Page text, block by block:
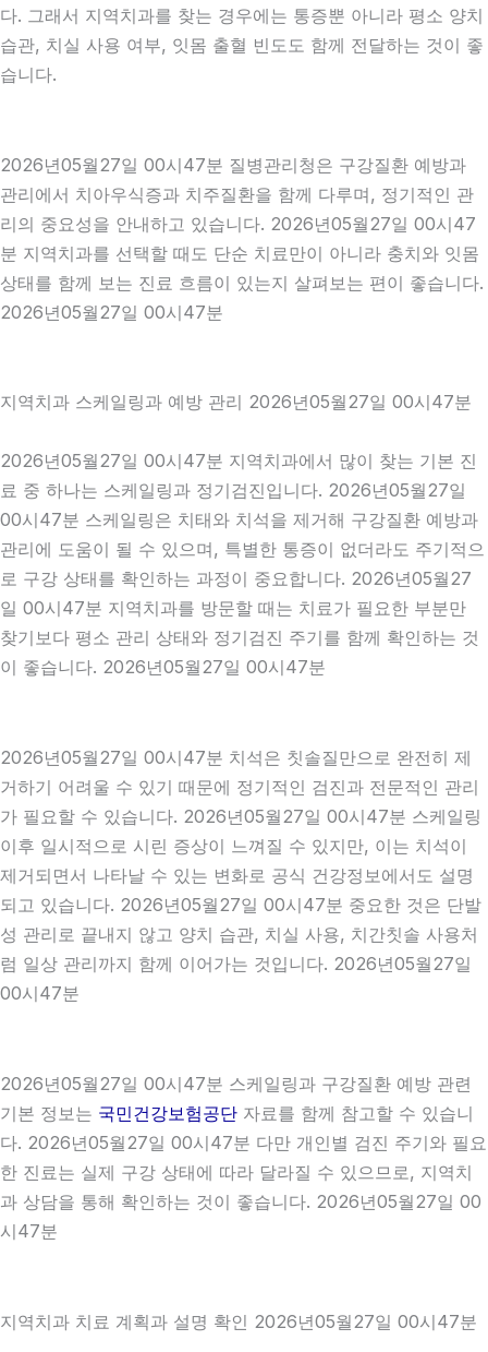
다. 그래서 지역치과를 찾는 경우에는 통증뿐 아니라 평소 양치
습관, 치실 사용 여부, 잇몸 출혈 빈도도 함께 전달하는 것이 좋
습니다.
2026년05월27일 00시47분 질병관리청은 구강질환 예방과
관리에서 치아우식증과 치주질환을 함께 다루며, 정기적인 관
리의 중요성을 안내하고 있습니다. 2026년05월27일 00시47
분 지역치과를 선택할 때도 단순 치료만이 아니라 충치와 잇몸
상태를 함께 보는 진료 흐름이 있는지 살펴보는 편이 좋습니다.
2026년05월27일 00시47분
지역치과 스케일링과 예방 관리 2026년05월27일 00시47분
2026년05월27일 00시47분 지역치과에서 많이 찾는 기본 진
료 중 하나는 스케일링과 정기검진입니다. 2026년05월27일
00시47분 스케일링은 치태와 치석을 제거해 구강질환 예방과
관리에 도움이 될 수 있으며, 특별한 통증이 없더라도 주기적으
로 구강 상태를 확인하는 과정이 중요합니다. 2026년05월27
일 00시47분 지역치과를 방문할 때는 치료가 필요한 부분만
찾기보다 평소 관리 상태와 정기검진 주기를 함께 확인하는 것
이 좋습니다. 2026년05월27일 00시47분
2026년05월27일 00시47분 치석은 칫솔질만으로 완전히 제
거하기 어려울 수 있기 때문에 정기적인 검진과 전문적인 관리
가 필요할 수 있습니다. 2026년05월27일 00시47분 스케일링
이후 일시적으로 시린 증상이 느껴질 수 있지만, 이는 치석이
제거되면서 나타날 수 있는 변화로 공식 건강정보에서도 설명
되고 있습니다. 2026년05월27일 00시47분 중요한 것은 단발
성 관리로 끝내지 않고 양치 습관, 치실 사용, 치간칫솔 사용처
럼 일상 관리까지 함께 이어가는 것입니다. 2026년05월27일
00시47분
2026년05월27일 00시47분 스케일링과 구강질환 예방 관련
기본 정보는 국민건강보험공단 자료를 함께 참고할 수 있습니
다. 2026년05월27일 00시47분 다만 개인별 검진 주기와 필요
한 진료는 실제 구강 상태에 따라 달라질 수 있으므로, 지역치
과 상담을 통해 확인하는 것이 좋습니다. 2026년05월27일 00
시47분
지역치과 치료 계획과 설명 확인 2026년05월27일 00시47분